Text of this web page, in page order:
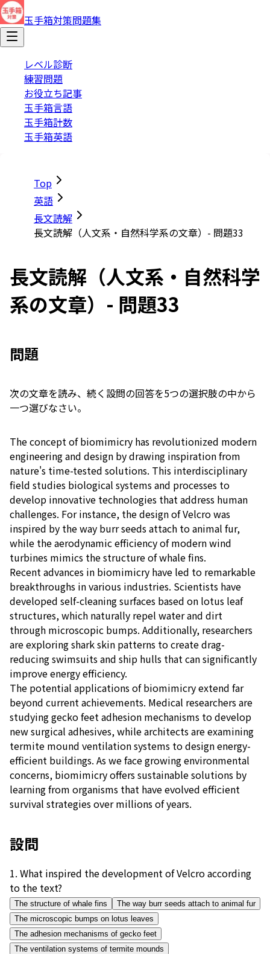
玉手箱対策問題集
レベル診断
練習問題
お役立ち記事
玉手箱言語
玉手箱計数
玉手箱英語
Top
英語
長文読解
長文読解（人文系・自然科学系の文章）- 問題33
長文読解（人文系・自然科学
系の文章）- 問題33
問題
次の文章を読み、続く設問の回答を5つの選択肢の中から
一つ選びなさい。
The concept of biomimicry has revolutionized modern
engineering and design by drawing inspiration from
nature's time-tested solutions. This interdisciplinary
field studies biological systems and processes to
develop innovative technologies that address human
challenges. For instance, the design of Velcro was
inspired by the way burr seeds attach to animal fur,
while the aerodynamic efficiency of modern wind
turbines mimics the structure of whale fins.
Recent advances in biomimicry have led to remarkable
breakthroughs in various industries. Scientists have
developed self-cleaning surfaces based on lotus leaf
structures, which naturally repel water and dirt
through microscopic bumps. Additionally, researchers
are exploring shark skin patterns to create drag-
reducing swimsuits and ship hulls that can significantly
improve energy efficiency.
The potential applications of biomimicry extend far
beyond current achievements. Medical researchers are
studying gecko feet adhesion mechanisms to develop
new surgical adhesives, while architects are examining
termite mound ventilation systems to design energy-
efficient buildings. As we face growing environmental
concerns, biomimicry offers sustainable solutions by
learning from organisms that have evolved efficient
survival strategies over millions of years.
設問
1. What inspired the development of Velcro according
to the text?
The structure of whale fins
The way burr seeds attach to animal fur
The microscopic bumps on lotus leaves
The adhesion mechanisms of gecko feet
The ventilation systems of termite mounds